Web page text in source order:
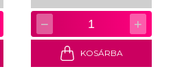
− 1 +
KOSÁRBA